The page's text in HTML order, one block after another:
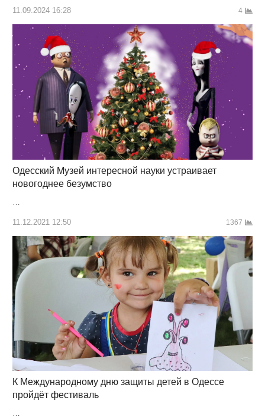
11.09.2024 16:28 4
Одесский Музей интересной науки устраивает
новогоднее безумство
11.12.2021 12:50 1367
К Международному дню защиты детей в Одессе
пройдёт фестиваль
…